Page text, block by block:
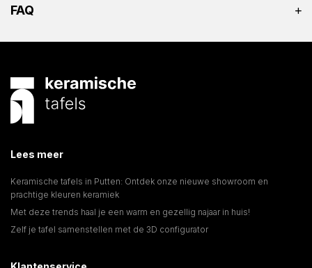
FAQ
Lees meer
Keramische tafels in Putten: Ontdek onze nieuwe showroom en
prachtige kleuren keramiek
Met deze trends haal je een warm en gezellig najaar in huis!
Zelf je tafel samenstellen met de 3D configurator